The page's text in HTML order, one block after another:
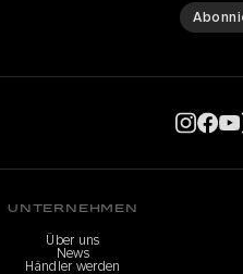
UNTERNEHMEN
Über uns
News
Händler werden